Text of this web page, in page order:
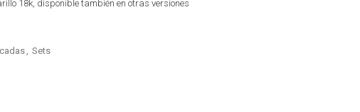
18k, disponible también en otras versiones
, Sets